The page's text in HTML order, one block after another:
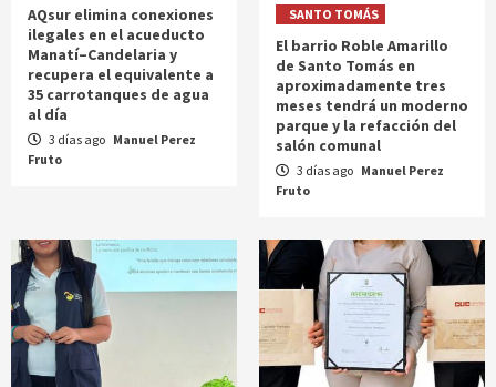
AQsur elimina conexiones
ilegales en el acueducto
Manatí–Candelaria y
recupera el equivalente a
35 carrotanques de agua
al día
3 días ago Manuel Perez
Fruto
SANTO TOMÁS
El barrio Roble Amarillo
de Santo Tomás en
aproximadamente tres
meses tendrá un moderno
parque y la refacción del
salón comunal
3 días ago Manuel Perez
Fruto